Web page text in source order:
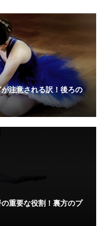
注意される訳！後ろの
重要な役割！裏方のプ